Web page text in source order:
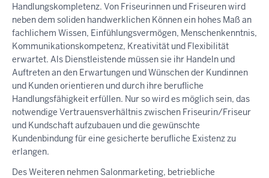
Handlungskompletenz. Von Friseurinnen und Friseuren wird
neben dem soliden handwerklichen Können ein hohes Maß an
fachlichem Wissen, Einfühlungsvermögen, Menschenkenntnis,
Kommunikationskompetenz, Kreativität und Flexibilität
erwartet. Als Dienstleistende müssen sie ihr Handeln und
Auftreten an den Erwartungen und Wünschen der Kundinnen
und Kunden orientieren und durch ihre berufliche
Handlungsfähigkeit erfüllen. Nur so wird es möglich sein, das
notwendige Vertrauensverhältnis zwischen Friseurin/Friseur
und Kundschaft aufzubauen und die gewünschte
Kundenbindung für eine gesicherte berufliche Existenz zu
erlangen.
Des Weiteren nehmen Salonmarketing, betriebliche